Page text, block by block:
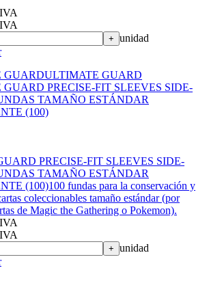
IVA
IVA
+ unidad
ULTIMATE GUARD
PRECISE-FIT SLEEVES SIDE-
TAMAÑO ESTÁNDAR
(100)100 fundas para la conservación y
coleccionables tamaño estándar (por
de Magic the Gathering o Pokemon).
IVA
IVA
+ unidad